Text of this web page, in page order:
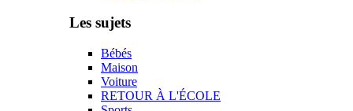
Les sujets
Bébés
Maison
Voiture
RETOUR À L'ÉCOLE